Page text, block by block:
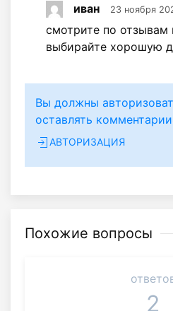
иван 23 ноября
смотрите по отзывам
выбирайте хорошую
Вы должны
оставлять
АВТОРИЗАЦИЯ
Похожие вопросы
2